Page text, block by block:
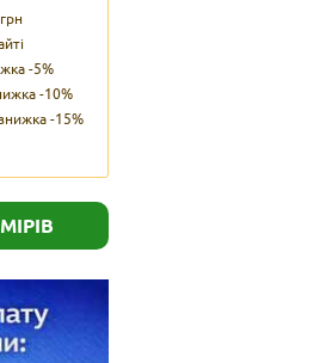
грн
-5%
-10%
-15%